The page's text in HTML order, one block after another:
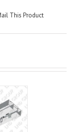
This Product